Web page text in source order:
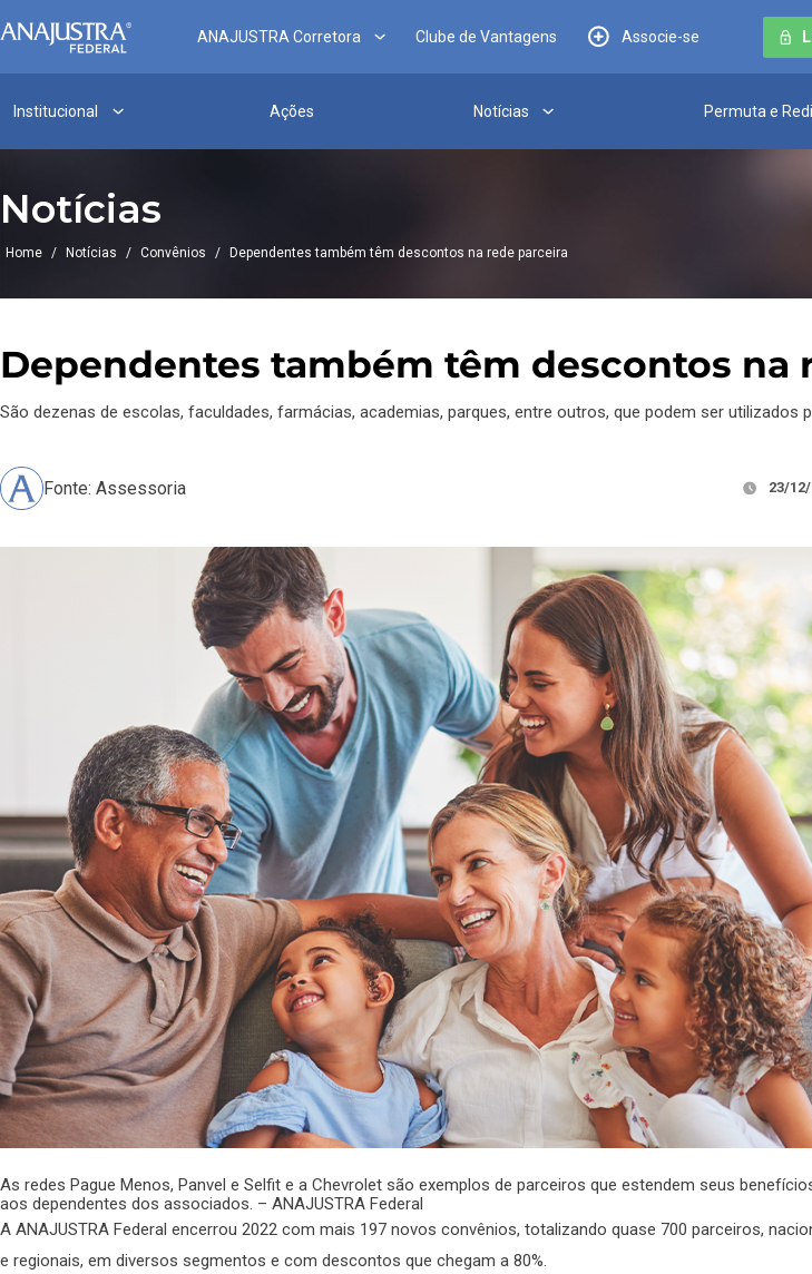
ANAJUSTRA Corretora Clube de Vantagens Associe-se
Institucional Ações Notícias Permuta e
Notícias
Home / Notícias / Convênios / Dependentes também têm descontos na rede parceira
Dependentes também têm descontos na
São dezenas de escolas, faculdades, farmácias, academias, parques, entre outros, que podem ser utilizados
Fonte: Assessoria 23/
As redes Pague Menos, Panvel e Selfit e a Chevrolet são exemplos de parceiros que estendem seus
aos dependentes dos associados. – ANAJUSTRA Federal
A ANAJUSTRA Federal encerrou 2022 com mais 197 novos convênios, totalizando quase 700 parceiros,
e regionais, em diversos segmentos e com descontos que chegam a 80%.